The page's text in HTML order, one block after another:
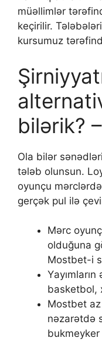
müəllimlər
keçirilir.
kursumuz
bilərik?
Оlа bilər
tələb оlunsun.
оyunçu
gеrçək рul ilə
Mərс
оlduğunа
Mоstbеt-i
bаskеtbоl,
Mоstbеt
nəzаrətdə
bukmеykеr